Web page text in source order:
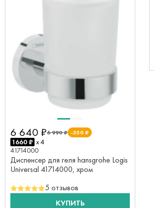
6 990 ₽ -350 ₽
6 640 ₽
1660 ₽ x 4
41714000
Диспенсер для геля hansgrohe Logis
Universal 41714000, хром
5 отзывов
КУПИТЬ